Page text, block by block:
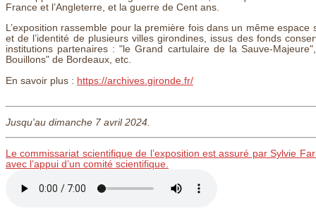
France et l’Angleterre, et la guerre de Cent ans.
L’exposition rassemble pour la première fois dans un même
et de l’identité de plusieurs villes girondines, issus des fonds
institutions partenaires : "le Grand cartulaire de la Sauve-
Bouillons" de Bordeaux, etc.
En savoir plus : https://archives.gironde.fr/
Jusqu'au dimanche 7 avril 2024.
Le commissariat scientifique de l’exposition est assuré par Sylvie
avec l’appui d’un comité scientifique.